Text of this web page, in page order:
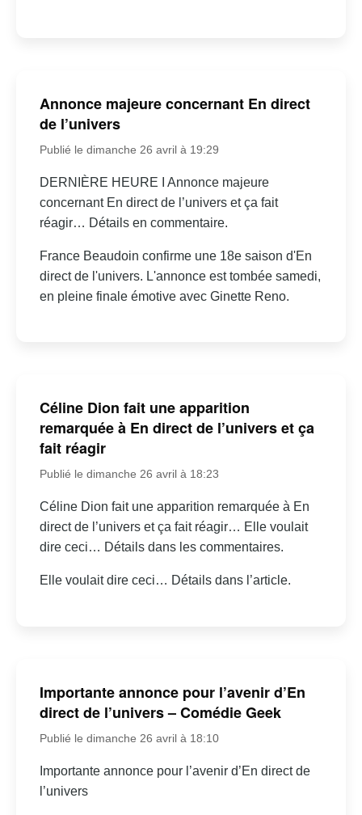
Annonce majeure concernant En direct
de l’univers
Publié le dimanche 26 avril à 19:29
DERNIÈRE HEURE I Annonce majeure
concernant En direct de l’univers et ça fait
réagir… Détails en commentaire.
France Beaudoin confirme une 18e saison d'En
direct de l'univers. L'annonce est tombée samedi,
en pleine finale émotive avec Ginette Reno.
Céline Dion fait une apparition
remarquée à En direct de l’univers et ça
fait réagir
Publié le dimanche 26 avril à 18:23
Céline Dion fait une apparition remarquée à En
direct de l’univers et ça fait réagir… Elle voulait
dire ceci… Détails dans les commentaires.
Elle voulait dire ceci… Détails dans l’article.
Importante annonce pour l’avenir d’En
direct de l’univers – Comédie Geek
Publié le dimanche 26 avril à 18:10
Importante annonce pour l’avenir d’En direct de
l’univers